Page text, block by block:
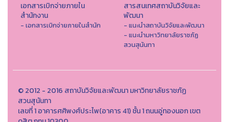
เอกสารเบิกจ่ายภายใน
สำนักงาน
- เอกสารเบิกจ่ายภายในสำนัก
สารสนเทศสถาบันวิจัยและ
พัฒนา
- แนะนำสถาบันวิจัยและพัฒนา
- แนะนำมหาวิทยาลัยราชภัฏ
สวนสุนันทา
© 2012 - 2016 สถาบันวิจัยและพัฒนา มหาวิทยาลัยราชภัฏ
สวนสุนันทา
เลขที่ 1 อาคารศศิพงศ์ประไพ(อาคาร 41) ชั้น 1 ถนนอู่ทองนอก เขต